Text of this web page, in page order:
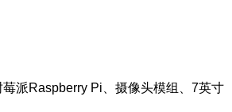
派Raspberry Pi、摄像头模组、7英寸